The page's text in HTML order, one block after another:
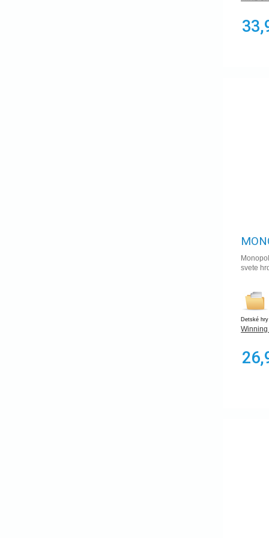
svete
Detské hry